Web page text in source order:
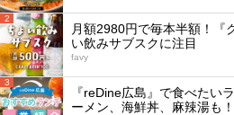
2
月額2980円で毎本半額！『
い飲みサブスクに注目
favy
3
『reDine広島』で食べたい
ーメン、海鮮丼、麻辣湯も！